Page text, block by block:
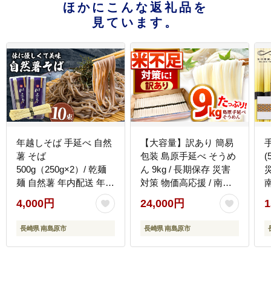
ほかにこんな返礼品を
見ています。
年越しそば 手延べ 自然
薯 そば
500g（250g×2）/ 乾麺
麺 自然薯 年内配送 年内
発送 長期保存 災害対策
物価高応援 / 南島原市 /
川上製麺 [SCM021]
4,000円
長崎県 南島原市
【大容量】訳あり 簡易
包装 島原手延べ そうめ
ん 9kg / 長期保存 災害
対策 物価高応援 / 南島
原市 / 吉岡製麺工場
[SDG029]
24,000円
長崎県 南島原市